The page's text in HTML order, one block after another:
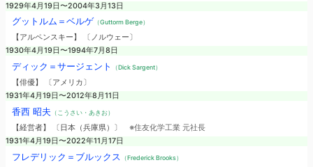
1929年4月19日〜2004年3月13日
グットルム＝ベルゲ （Guttorm Berge）
【アルペンスキー】 〔ノルウェー〕
1930年4月19日〜1994年7月8日
ディック＝サージェント （Dick Sargent）
【俳優】 〔アメリカ〕
1931年4月19日〜2012年8月11日
香西 昭夫 （こうさい・あきお）
【経営者】 〔日本（兵庫県）〕 ※住友化学工業 元社長
1931年4月19日〜2022年11月17日
フレデリック＝ブルックス （Frederick Brooks）